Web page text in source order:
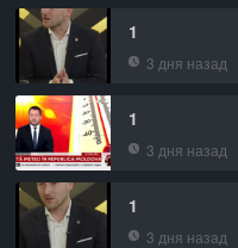
1
3 дня назад
1
3 дня назад
1
3 дня назад